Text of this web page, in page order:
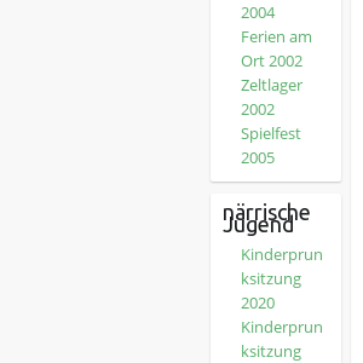
2004
Ferien am
Ort 2002
Zeltlager
2002
Spielfest
2005
närrische
Jugend
Kinderprun
ksitzung
2020
Kinderprun
ksitzung